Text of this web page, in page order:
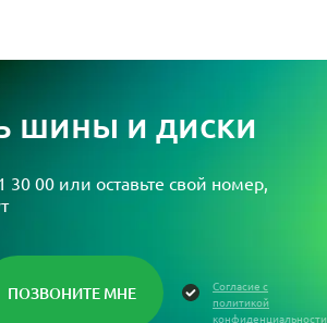
шины и диски
30 00 или оставьте свой номер,
Согласие с
политикой
конфиденциальности